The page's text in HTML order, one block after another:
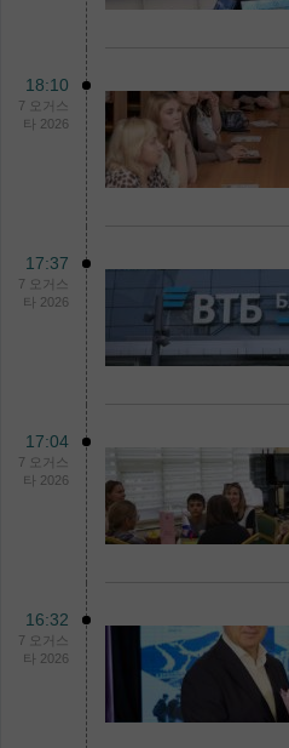
18:10
7 오거스
타 2026
17:37
7 오거스
타 2026
17:04
7 오거스
타 2026
16:32
7 오거스
타 2026